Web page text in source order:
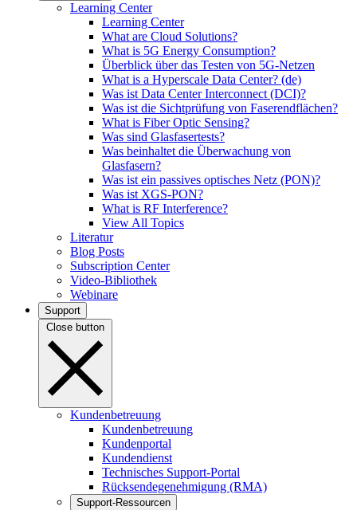
Learning Center
Learning Center
What are Cloud Solutions?
What is 5G Energy Consumption?
Überblick über das Testen von 5G-Netzen
What is a Hyperscale Data Center? (de)
Was ist Data Center Interconnect (DCI)?
Was ist die Sichtprüfung von Faserendflächen?
What is Fiber Optic Sensing?
Was sind Glasfasertests?
Was beinhaltet die Überwachung von
Glasfasern?
Was ist ein passives optisches Netz (PON)?
Was ist XGS-PON?
What is RF Interference?
View All Topics
Literatur
Blog Posts
Subscription Center
Video-Bibliothek
Webinare
Support
Close button
Kundenbetreuung
Kundenbetreuung
Kundenportal
Kundendienst
Technisches Support-Portal
Rücksendegenehmigung (RMA)
Support-Ressourcen